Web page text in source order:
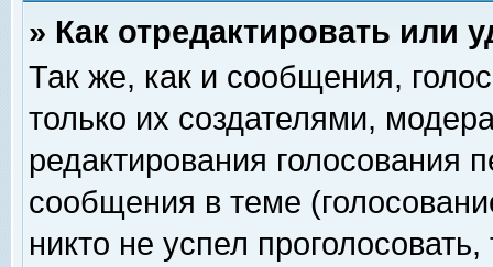
» Как отредактировать или
Так же, как и сообщения,
только их создателями,
редактирования голосования
сообщения в теме
никто не успел